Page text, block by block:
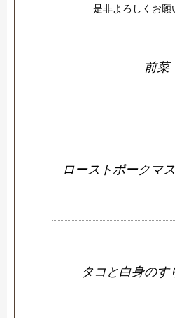
是非よろしくお願
前菜
ローストポークマ
タコと白身のす